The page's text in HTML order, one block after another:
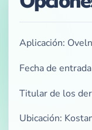
Aplicación:
Fecha de
Titular de los
Ubicación: